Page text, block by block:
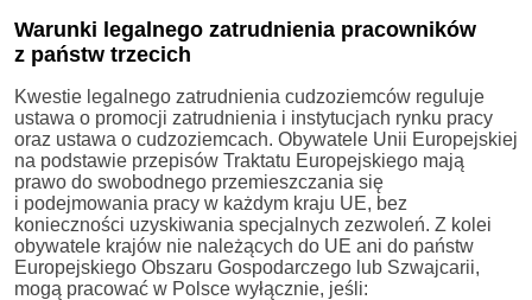
Warunki legalnego zatrudnienia pracowników
z państw trzecich
Kwestie legalnego zatrudnienia cudzoziemców reguluje
ustawa o promocji zatrudnienia i instytucjach rynku pracy
oraz ustawa o cudzoziemcach. Obywatele Unii Europejskiej
na podstawie przepisów Traktatu Europejskiego mają
prawo do swobodnego przemieszczania się
i podejmowania pracy w każdym kraju UE, bez
konieczności uzyskiwania specjalnych zezwoleń. Z kolei
obywatele krajów nie należących do UE ani do państw
Europejskiego Obszaru Gospodarczego lub Szwajcarii,
mogą pracować w Polsce wyłącznie, jeśli: